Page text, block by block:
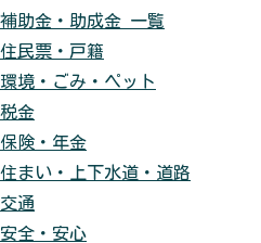
補助金・助成金 一覧
住民票・戸籍
環境・ごみ・ペット
税金
保険・年金
住まい・上下水道・道路
交通
安全・安心